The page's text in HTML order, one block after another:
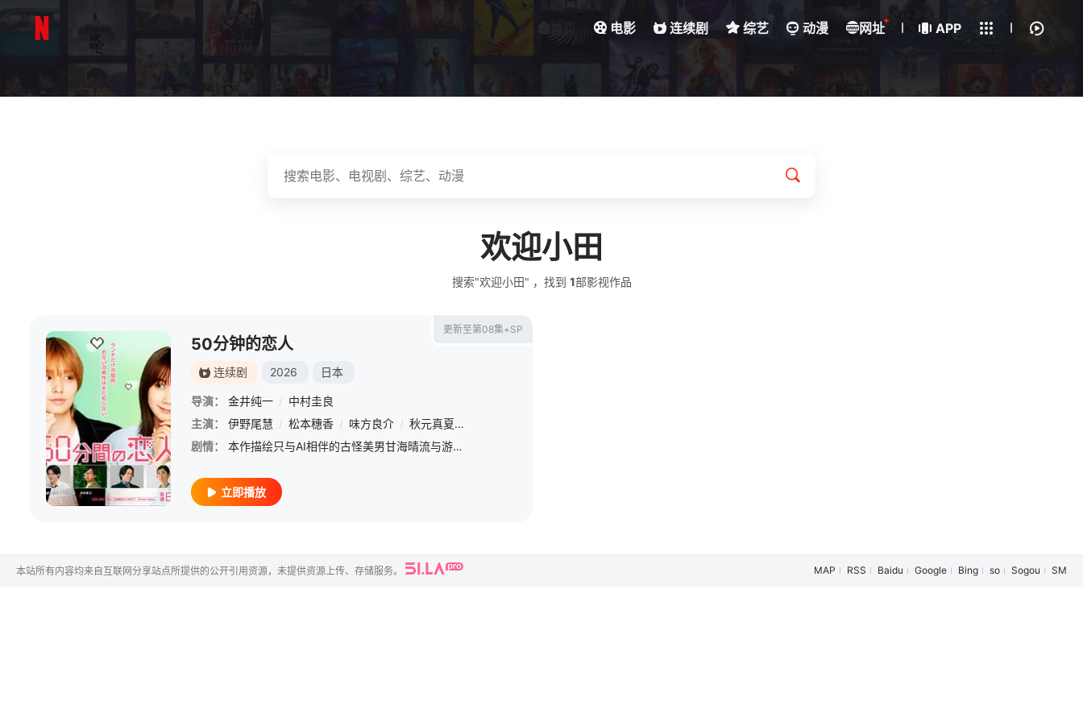
电影 连续剧 综艺 动漫 网址
+
APP
下载客户端
欢迎小田
搜索"欢迎小田" ，找到 1部影视作品
更新至第08集+SP
50分钟的恋人
连续剧 2026 日本
导演： 金井纯一 / 中村圭良
主演：
伊野尾慧 / 松本穗香 / 味方良介 / 秋元真夏 /
剧情：
本作描绘只与AI相伴的古怪美男甘海晴流与游戏公司工作狂辛岛菜帆之间错频心动爱情喜剧。某日菜帆在公园撞到晴流弄脏了他身穿的古着外套，无力赔偿的菜帆接受晴流“做30次便当抵债”的提议，达成奇妙契约。菜帆虽
立即播放
MAP RSS Baidu Google Bing so Sogou SM
本站所有内容均来自互联网分享站点所提供的公开引用资源，未提供资源上传、存储服务。